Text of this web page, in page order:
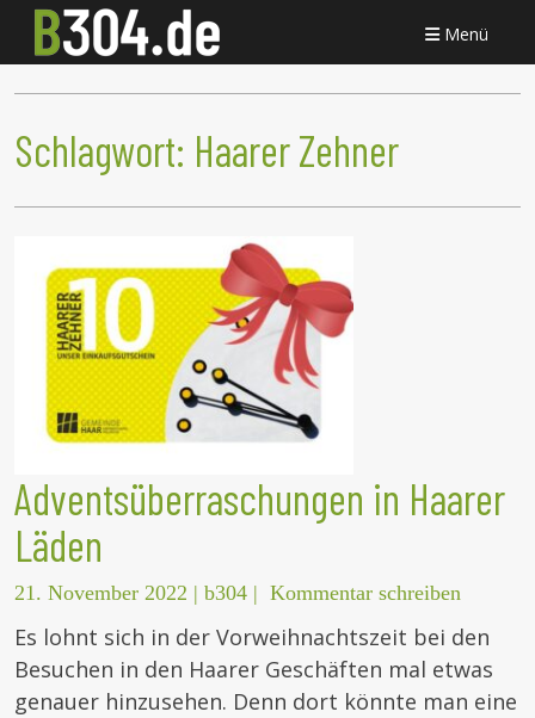
Menü
Schlagwort: Haarer Zehner
Adventsüberraschungen in Haarer
Läden
21. November 2022 | b304 | Kommentar schreiben
Es lohnt sich in der Vorweihnachtszeit bei den
Besuchen in den Haarer Geschäften mal etwas
genauer hinzusehen. Denn dort könnte man eine